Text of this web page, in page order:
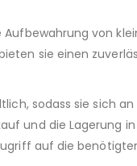
von
sie einen
sodass sie sich
und die Lagerung
auf die